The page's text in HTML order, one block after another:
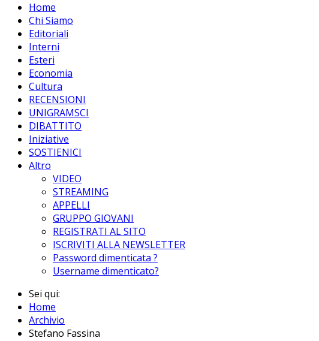
Home
Chi Siamo
Editoriali
Interni
Esteri
Economia
Cultura
RECENSIONI
UNIGRAMSCI
DIBATTITO
Iniziative
SOSTIENICI
Altro
VIDEO
STREAMING
APPELLI
GRUPPO GIOVANI
REGISTRATI AL SITO
ISCRIVITI ALLA NEWSLETTER
Password dimenticata ?
Username dimenticato?
Sei qui:
Home
Archivio
Stefano Fassina